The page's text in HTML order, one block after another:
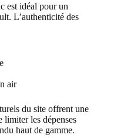
est idéal pour un
L’authenticité des
air
du site offrent une
limiter les dépenses
haut de gamme.